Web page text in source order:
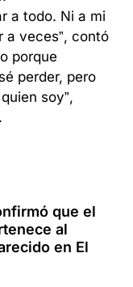
a todo. Ni a mi
a veces”, contó
porque
perder, pero
soy”,
que el
al
en El